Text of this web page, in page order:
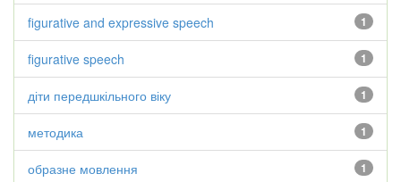
1
figurative and expressive speech
1
figurative speech
1
діти передшкільного віку
1
методика
1
образне мовлення